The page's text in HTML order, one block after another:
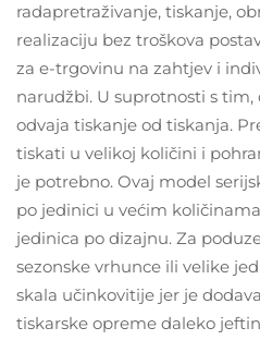
radapretraživanje, tiskanje,
realizaciju bez troškova
za e-trgovinu na zahtjev i
narudžbi. U suprotnosti s
odvaja tiskanje od tiskanja.
tiskati u velikoj količini i
je potrebno. Ovaj model
po jedinici u većim
jedinica po dizajnu. Za
sezonske vrhunce ili velike
skala učinkovitije jer je
tiskarske opreme daleko